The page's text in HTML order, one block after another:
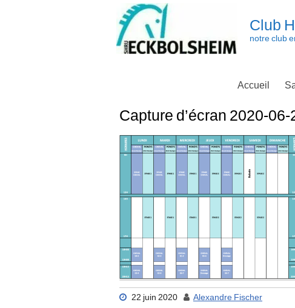
Club
notre club
Accueil
Capture d’écran 2020-
22 juin 2020 Alexandre Fischer